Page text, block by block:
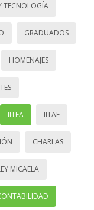
TECNOLOGÍA
GRADUADOS
HOMENAJES
IITEA IITAE
CHARLAS
MICAELA